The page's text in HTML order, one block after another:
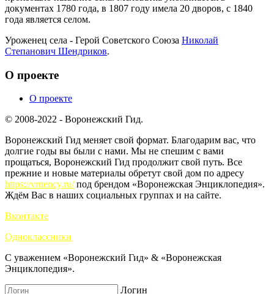
документах 1780 года, в 1807 году имела 20 дворов, с 1840
года является селом.
Уроженец села - Герой Советского Союза Николай
Степанович Шендриков.
О проекте
О проекте
© 2008-2022 - Воронежский Гид.
Воронежский Гид меняет свой формат. Благодарим вас, что
долгие годы вы были с нами. Мы не спешим с вами
прощаться, Воронежский Гид продолжит свой путь. Все
прежние и новые материалы обретут свой дом по адресу
https://vrnency.ru/под брендом «Воронежская Энциклопедия».
Ждём Вас в наших социальных группах и на сайте.
Вконтакте
Одноклассники
С уважением «Воронежский Гид» & «Воронежская
Энциклопедия».
Логин